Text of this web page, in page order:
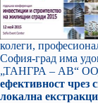
колеги,
София-град има
„ТАНГРА – АВ“
ефективност чрез
локална